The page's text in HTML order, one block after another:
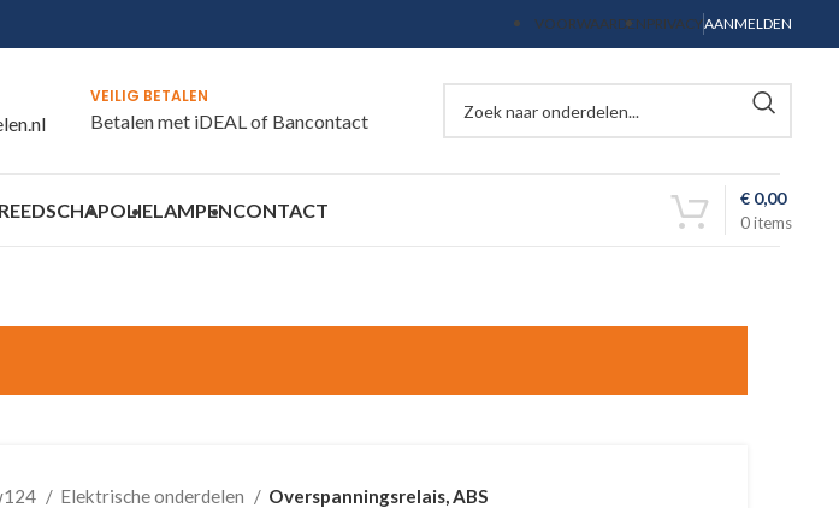
VOORWAARDENPRIVACYAANMELDEN
VEILIG BETALEN
Betalen met iDEAL of Bancontact
OLIELAMPENCONTACT
0items
€ 0,00
Elektrische onderdelen Overspanningsrelais, ABS